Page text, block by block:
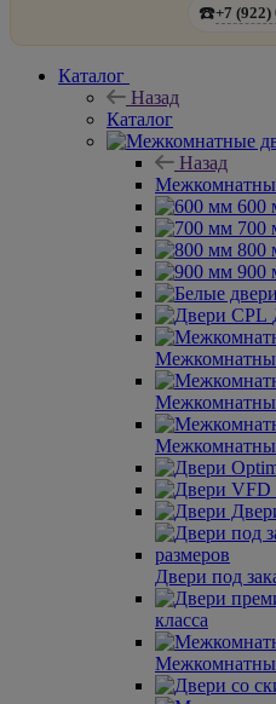
☎️+7 (922)
Каталог
Назад
Каталог
Назад
600
700
800
900
Двери под
класса